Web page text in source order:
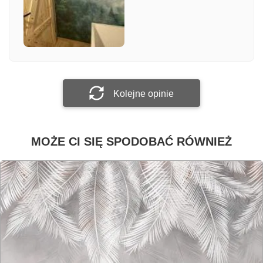
Załącz zdjęcie
Kolejne opinie
MOŻE CI SIĘ SPODOBAĆ RÓWNIEŻ